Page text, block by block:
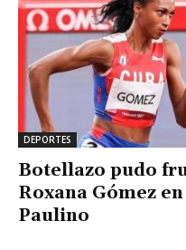
DEPORTES
Botellazo pudo
Roxana Gómez
Paulino